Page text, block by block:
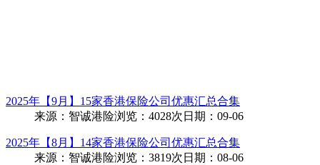
2025年【9月】15家香港保险公司优惠汇总合集
来源： 智诚港险浏览： 4028次 日期： 09-06
2025年【8月】14家香港保险公司优惠汇总合集
来源： 智诚港险浏览： 3819次 日期： 08-06